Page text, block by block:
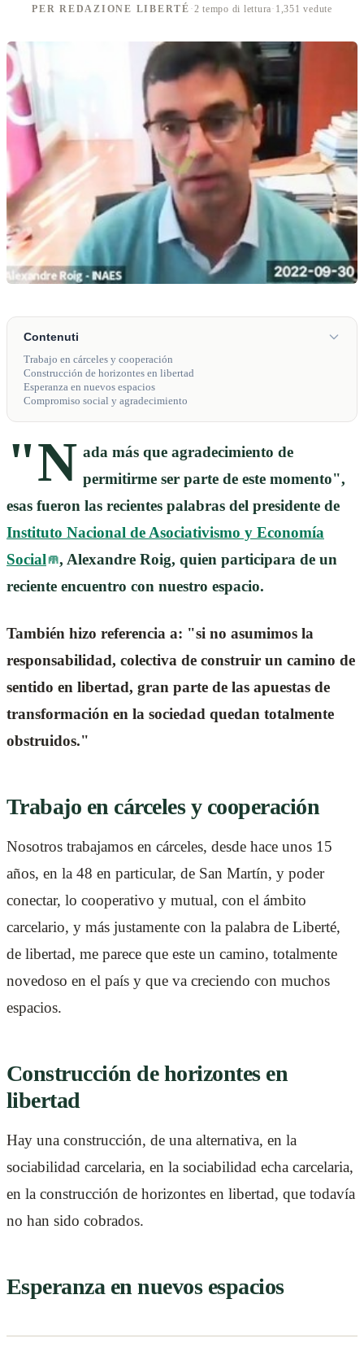
PER REDAZIONE LIBERTÉ ·2 tempo di lettura· 1,351 vedute
Contenuti
Trabajo en cárceles y cooperación
Construcción de horizontes en libertad
Esperanza en nuevos espacios
Compromiso social y agradecimiento
"N ada más que agradecimiento de
permitirme ser parte de este momento",
esas fueron las recientes palabras del presidente de
Instituto Nacional de Asociativismo y Economía
Social
, Alexandre Roig, quien participara de un
reciente encuentro con nuestro espacio.
También hizo referencia a: "si no asumimos la
responsabilidad, colectiva de construir un camino de
sentido en libertad, gran parte de las apuestas de
transformación en la sociedad quedan totalmente
obstruidos."
Trabajo en cárceles y cooperación
Nosotros trabajamos en cárceles, desde hace unos 15
años, en la 48 en particular, de San Martín, y poder
conectar, lo cooperativo y mutual, con el ámbito
carcelario, y más justamente con la palabra de Liberté,
de libertad, me parece que este un camino, totalmente
novedoso en el país y que va creciendo con muchos
espacios.
Construcción de horizontes en
libertad
Hay una construcción, de una alternativa, en la
sociabilidad carcelaria, en la sociabilidad echa carcelaria,
en la construcción de horizontes en libertad, que todavía
no han sido cobrados.
Esperanza en nuevos espacios